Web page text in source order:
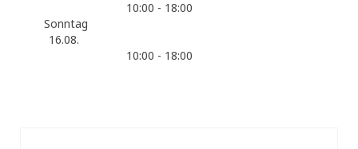
10:00 - 18:00
Sonntag
16.08.
10:00 - 18:00